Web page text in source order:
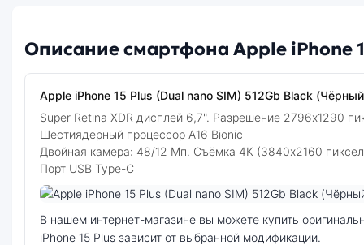
Описание смартфона Apple iPhone
Apple iPhone 15 Plus (Dual nano SIM) 512Gb Black
Super Retina XDR дисплей 6,7". Разрешение 2796x1290
Шестиядерный процессор A16 Bionic
Двойная камера: 48/12 Мп. Съёмка 4К (3840x2160
Порт USB Type-C
В нашем интернет-магазине вы можете купить оригинальный смартфон Apple iPhone 15 Plus (Dual nano SIM) 512Gb Black (Чёрный) по выгодной цене. Стоимость смартфона Apple
iPhone 15 Plus зависит от выбранной модификации.